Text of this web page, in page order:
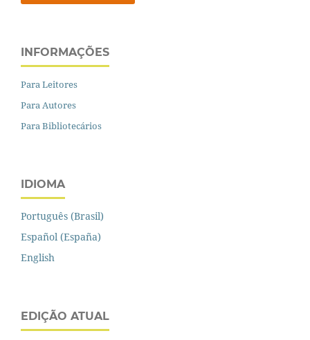
INFORMAÇÕES
Para Leitores
Para Autores
Para Bibliotecários
IDIOMA
Português (Brasil)
Español (España)
English
EDIÇÃO ATUAL